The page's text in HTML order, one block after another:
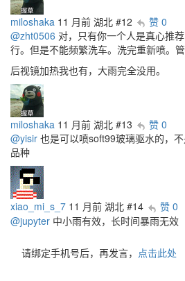
miloshaka 11 月前 湖北 #12
赞 0
@zht0506 对，只有你一个人是真心推
行。但是不能频繁洗车。洗完重新喷。管
后视镜加热我也有，大雨完全没用。
miloshaka 11 月前 湖北 #13
赞 0
@yisir 也是可以喷soft99玻璃驱水的，
品种
xiao_mi_s_7 11 月前 湖北 #14
赞 0
@jupyter 中小雨有效，长时间暴雨无效
请绑定手机号后，再发言， 点击此处